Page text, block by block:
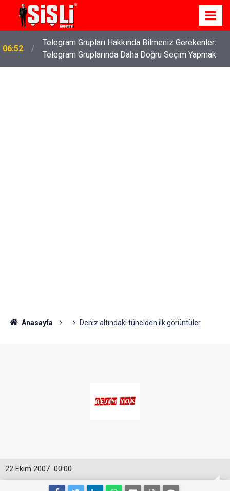
06:52
Telegram Grupları Hakkında Bilmeniz Gerekenler:
Telegram Gruplarında Daha Doğru Seçim Yapmak
Anasayfa Deniz altındaki tünelden ilk görüntüler
00:00
22 Ekim 2007